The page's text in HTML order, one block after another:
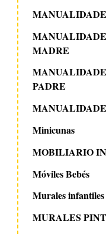
MADRE
PADRE
Minicunas
MOBILIARIO
Móviles Bebés
Murales
MURALES